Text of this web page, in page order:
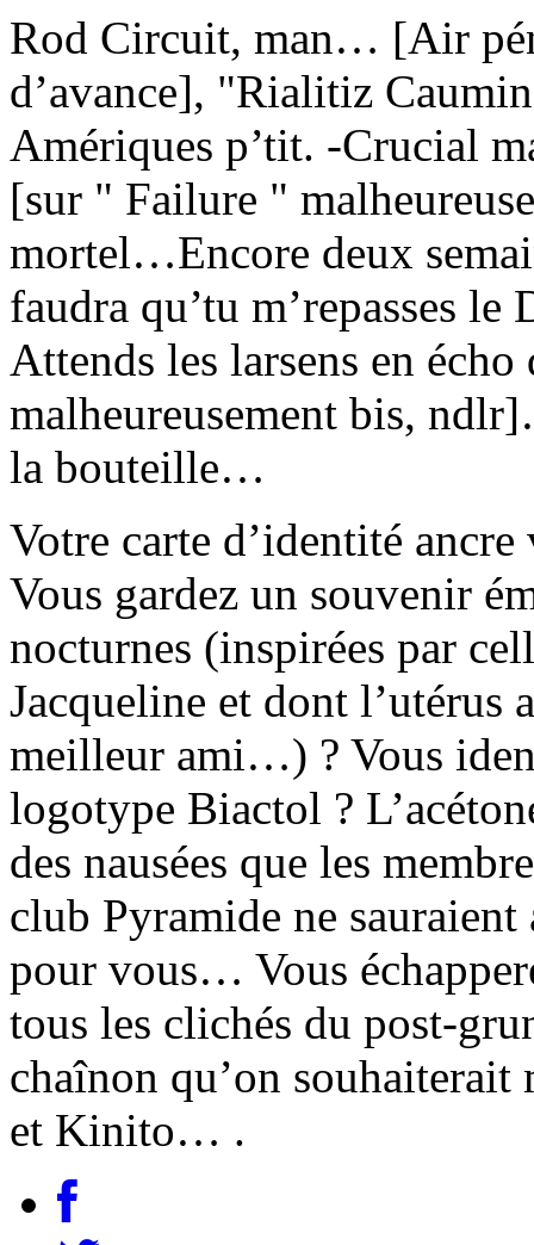
Rod Circuit, man… [Air
d’avance], "Rialitiz
Amériques p’tit. -Crucial
[sur " Failure "
mortel…Encore deux
faudra qu’tu m’repasses
Attends les larsens en
malheureusement bis,
la bouteille…
Votre carte d’identité
Vous gardez un souvenir
nocturnes (inspirées par
Jacqueline et dont
meilleur ami…) ? Vous
logotype Biactol ?
des nausées que les
club Pyramide ne sauraient
pour vous… Vous
tous les clichés du post-
chaînon qu’on
et Kinito… .